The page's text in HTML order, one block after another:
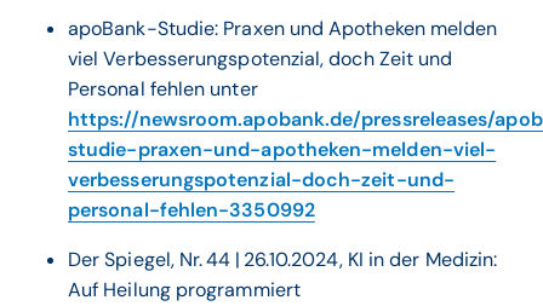
apoBank-Studie: Praxen und Apotheken melden
viel Verbesserungspotenzial, doch Zeit und
Personal fehlen unter
https://newsroom.apobank.de/pressreleases/
studie-praxen-und-apotheken-melden-viel-
verbesserungspotenzial-doch-zeit-und-
personal-fehlen-3350992
Der Spiegel, Nr. 44 | 26.10.2024, KI in der Medizin:
Auf Heilung programmiert